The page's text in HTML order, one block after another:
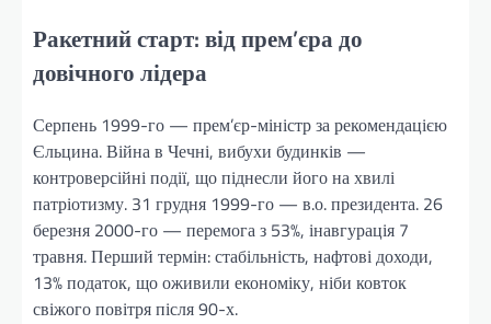
Ракетний старт: від прем’єра до
довічного лідера
Серпень 1999-го — прем’єр-міністр за рекомендацією
Єльцина. Війна в Чечні, вибухи будинків —
контроверсійні події, що піднесли його на хвилі
патріотизму. 31 грудня 1999-го — в.о. президента. 26
березня 2000-го — перемога з 53%, інавгурація 7
травня. Перший термін: стабільність, нафтові доходи,
13% податок, що оживили економіку, ніби ковток
свіжого повітря після 90-х.